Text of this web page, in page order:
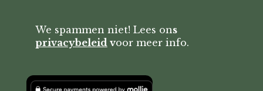
We spammen niet! Lees ons
privacybeleid voor meer info.